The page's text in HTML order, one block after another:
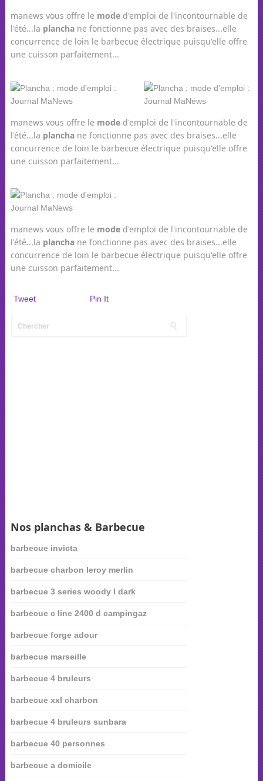
manews vous offre le moded'emploi de l'incontournable de
l'été...la planchane fonctionne pas avec des braises...elle
concurrence de loin le barbecue électrique puisqu'elle offre
une cuisson parfaitement...
manews vous offre le moded'emploi de l'incontournable de
l'été...la planchane fonctionne pas avec des braises...elle
concurrence de loin le barbecue électrique puisqu'elle offre
une cuisson parfaitement...
manews vous offre le moded'emploi de l'incontournable de
l'été...la planchane fonctionne pas avec des braises...elle
concurrence de loin le barbecue électrique puisqu'elle offre
une cuisson parfaitement...
Tweet Pin It
Nos planchas & Barbecue
barbecue invicta
barbecue charbon leroy merlin
barbecue 3 series woody l dark
barbecue c line 2400 d campingaz
barbecue forge adour
barbecue marseille
barbecue 4 bruleurs
barbecue xxl charbon
barbecue 4 bruleurs sunbara
barbecue 40 personnes
barbecue a domicile